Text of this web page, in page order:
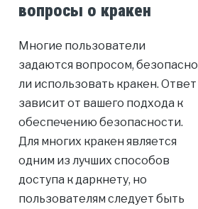
вопросы о кракен
Многие пользователи
задаются вопросом, безопасно
ли использовать кракен. Ответ
зависит от вашего подхода к
обеспечению безопасности.
Для многих кракен является
одним из лучших способов
доступа к даркнету, но
пользователям следует быть